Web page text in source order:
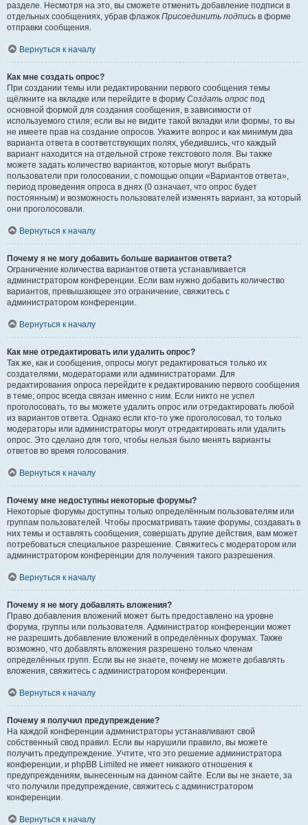
разделе. Несмотря на это, вы сможете отменить добавление подписи в
отдельных сообщениях, убрав флажок Присоединить подпись в форме
отправки сообщения.
Вернуться к началу
Как мне создать опрос?
При создании темы или редактировании первого сообщения темы
щёлкните на вкладке или перейдите в форму Создать опрос под
основной формой для создания сообщения, в зависимости от
используемого стиля; если вы не видите такой вкладки или формы, то вы
не имеете прав на создание опросов. Укажите вопрос и как минимум два
варианта ответа в соответствующих полях, убедившись, что каждый
вариант находится на отдельной строке текстового поля. Вы также
можете задать количество вариантов, которые могут выбрать
пользователи при голосовании, с помощью опции «Вариантов ответа»,
период проведения опроса в днях (0 означает, что опрос будет
постоянным) и возможность пользователей изменять вариант, за который
они проголосовали.
Вернуться к началу
Почему я не могу добавить больше вариантов ответа?
Ограничение количества вариантов ответа устанавливается
администратором конференции. Если вам нужно добавить количество
вариантов, превышающее это ограничение, свяжитесь с
администратором конференции.
Вернуться к началу
Как мне отредактировать или удалить опрос?
Так же, как и сообщения, опросы могут редактироваться только их
создателями, модераторами или администраторами. Для
редактирования опроса перейдите к редактированию первого сообщения
в теме; опрос всегда связан именно с ним. Если никто не успел
проголосовать, то вы можете удалить опрос или отредактировать любой
из вариантов ответа. Однако если кто-то уже проголосовал, то только
модераторы или администраторы могут отредактировать или удалить
опрос. Это сделано для того, чтобы нельзя было менять варианты
ответов во время голосования.
Вернуться к началу
Почему мне недоступны некоторые форумы?
Некоторые форумы доступны только определённым пользователям или
группам пользователей. Чтобы просматривать такие форумы, создавать в
них темы и оставлять сообщения, совершать другие действия, вам может
потребоваться специальное разрешение. Свяжитесь с модератором или
администратором конференции для получения такого разрешения.
Вернуться к началу
Почему я не могу добавлять вложения?
Право добавления вложений может быть предоставлено на уровне
форума, группы или пользователя. Администратор конференции может
не разрешить добавление вложений в определённых форумах. Также
возможно, что добавлять вложения разрешено только членам
определённых групп. Если вы не знаете, почему не можете добавлять
вложения, свяжитесь с администратором конференции.
Вернуться к началу
Почему я получил предупреждение?
На каждой конференции администраторы устанавливают свой
собственный свод правил. Если вы нарушили правило, вы можете
получить предупреждение. Учтите, что это решение администратора
конференции, и phpBB Limited не имеет никакого отношения к
предупреждениям, вынесенным на данном сайте. Если вы не знаете, за
что получили предупреждение, свяжитесь с администратором
конференции.
Вернуться к началу